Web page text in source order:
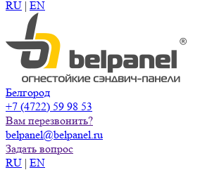
RU | EN
Белгород
+7 (4722) 59 98 53
Вам перезвонить?
belpanel@belpanel.ru
Задать вопрос
RU | EN